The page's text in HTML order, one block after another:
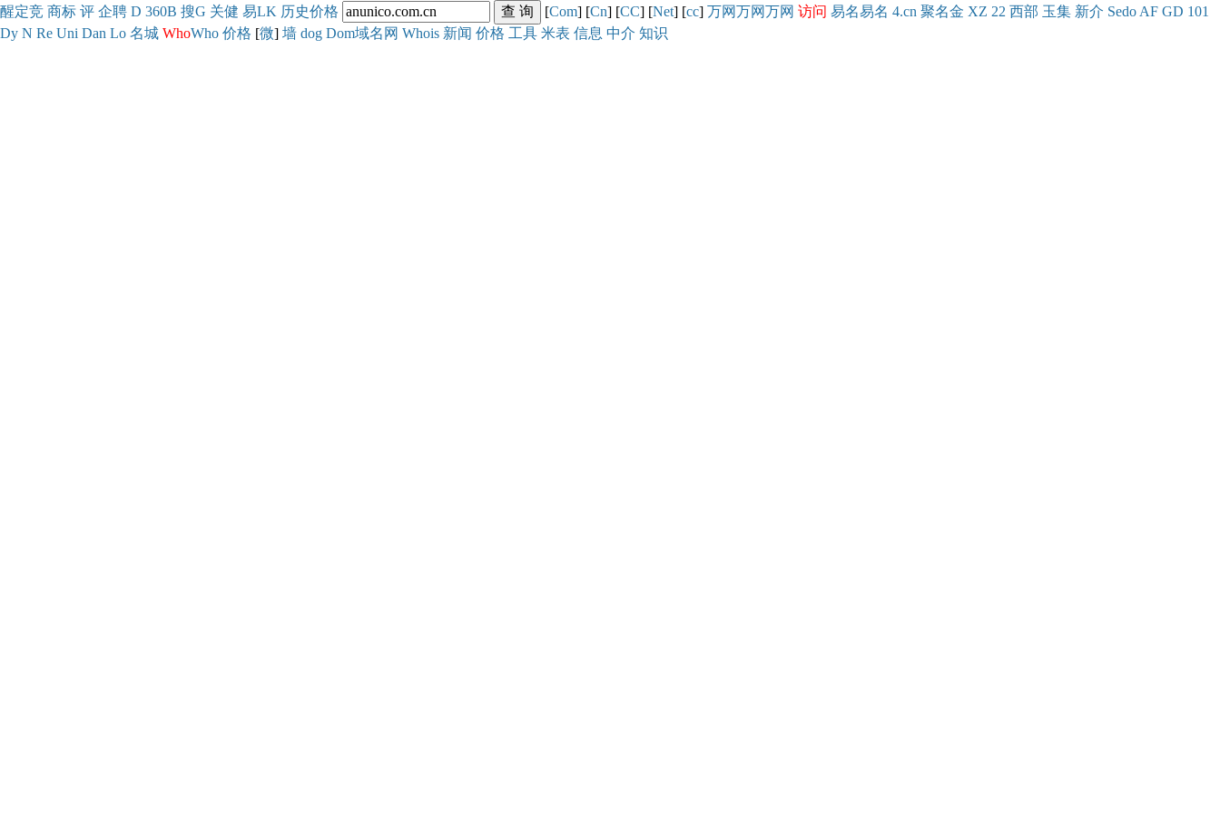
醒定竞 商标 评 企聘 D 360B 搜G 关健 易LK 历史价格 [Com] [Cn] [CC] [Net] [cc] 万网万网万网 访问 易名易名 4.cn 聚名金 XZ 22 西部 玉集 新介 Sedo AF GD 101
Dy N Re Uni Dan Lo 名城 WhoWho 价格 [微] 墙 dog Dom域名网 Whois 新闻 价格 工具 米表 信息 中介 知识